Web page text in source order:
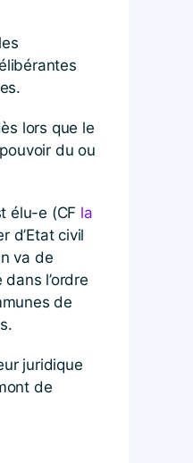
lors que le
du ou
élu-e (CF la
d’Etat civil
va de
l’ordre
de
juridique
de